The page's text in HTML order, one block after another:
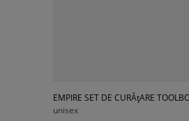
EMPIRE SET DE CURĂțARE
unisex